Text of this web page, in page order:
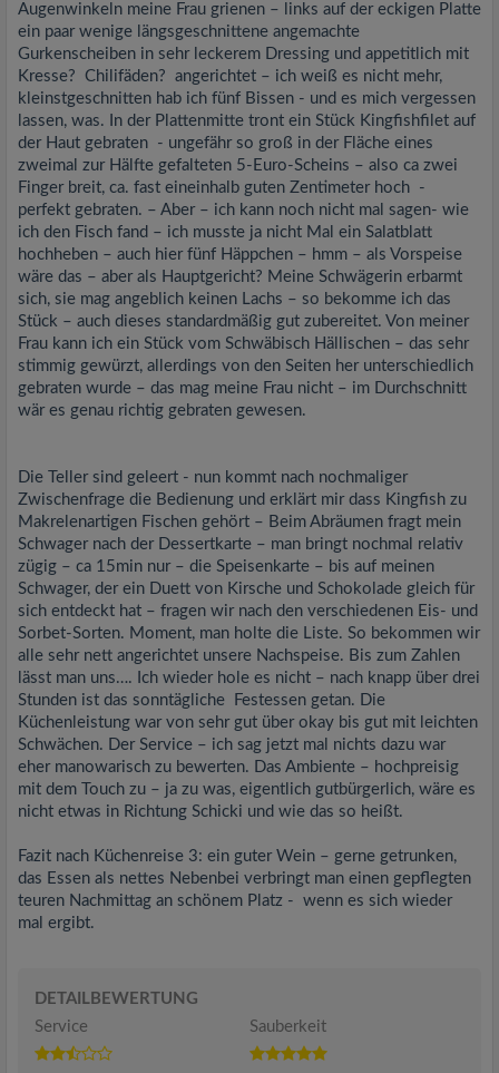
Augenwinkeln meine Frau grienen – links auf der eckigen Platte
ein paar wenige längsgeschnittene angemachte
Gurkenscheiben in sehr leckerem Dressing und appetitlich mit
Kresse? Chilifäden? angerichtet – ich weiß es nicht mehr,
kleinstgeschnitten hab ich fünf Bissen - und es mich vergessen
lassen, was. In der Plattenmitte tront ein Stück Kingfishfilet auf
der Haut gebraten - ungefähr so groß in der Fläche eines
zweimal zur Hälfte gefalteten 5-Euro-Scheins – also ca zwei
Finger breit, ca. fast eineinhalb guten Zentimeter hoch -
perfekt gebraten. – Aber – ich kann noch nicht mal sagen- wie
ich den Fisch fand – ich musste ja nicht Mal ein Salatblatt
hochheben – auch hier fünf Häppchen – hmm – als Vorspeise
wäre das – aber als Hauptgericht? Meine Schwägerin erbarmt
sich, sie mag angeblich keinen Lachs – so bekomme ich das
Stück – auch dieses standardmäßig gut zubereitet. Von meiner
Frau kann ich ein Stück vom Schwäbisch Hällischen – das sehr
stimmig gewürzt, allerdings von den Seiten her unterschiedlich
gebraten wurde – das mag meine Frau nicht – im Durchschnitt
wär es genau richtig gebraten gewesen.
Die Teller sind geleert - nun kommt nach nochmaliger
Zwischenfrage die Bedienung und erklärt mir dass Kingfish zu
Makrelenartigen Fischen gehört – Beim Abräumen fragt mein
Schwager nach der Dessertkarte – man bringt nochmal relativ
zügig – ca 15min nur – die Speisenkarte – bis auf meinen
Schwager, der ein Duett von Kirsche und Schokolade gleich für
sich entdeckt hat – fragen wir nach den verschiedenen Eis- und
Sorbet-Sorten. Moment, man holte die Liste. So bekommen wir
alle sehr nett angerichtet unsere Nachspeise. Bis zum Zahlen
lässt man uns…. Ich wieder hole es nicht – nach knapp über drei
Stunden ist das sonntägliche Festessen getan. Die
Küchenleistung war von sehr gut über okay bis gut mit leichten
Schwächen. Der Service – ich sag jetzt mal nichts dazu war
eher manowarisch zu bewerten. Das Ambiente – hochpreisig
mit dem Touch zu – ja zu was, eigentlich gutbürgerlich, wäre es
nicht etwas in Richtung Schicki und wie das so heißt.
Fazit nach Küchenreise 3: ein guter Wein – gerne getrunken,
das Essen als nettes Nebenbei verbringt man einen gepflegten
teuren Nachmittag an schönem Platz - wenn es sich wieder
mal ergibt.
DETAILBEWERTUNG
Service
Sauberkeit